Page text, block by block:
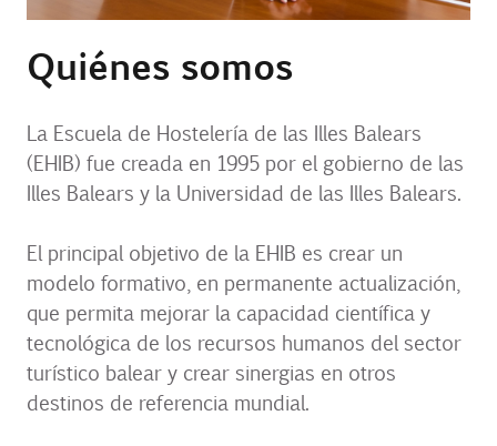
ES
Quiénes somos
La Escuela de Hostelería de las Illes Balears
(EHIB) fue creada en 1995 por el gobierno de las
Illes Balears y la Universidad de las Illes Balears.
El principal objetivo de la EHIB es crear un
modelo formativo, en permanente actualización,
que permita mejorar la capacidad científica y
tecnológica de los recursos humanos del sector
turístico balear y crear sinergias en otros
destinos de referencia mundial.